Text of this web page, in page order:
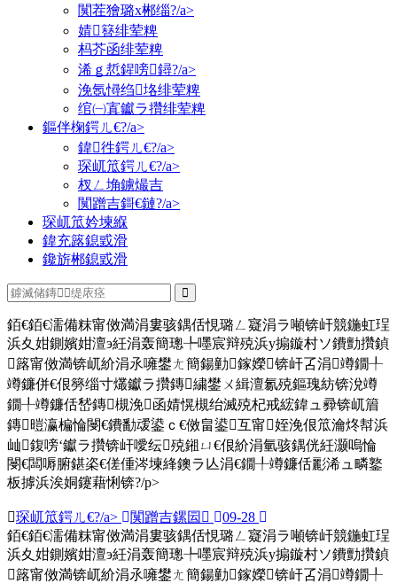
闃茬獪璐х郴缁?/a>
婧簮绯荤粺
杩芥函绯荤粺
浠ｇ悊鍟嗙鐞?/a>
浼氬憳绉垎绯荤粺
绾㈠寘钀ラ攢绯荤粺
鏂伴椈鍔ㄦ€?/a>
鍏徃鍔ㄦ€?/a>
琛屼笟鍔ㄦ€?/a>
杈ㄥ埆鐪熶吉
闃蹭吉鎶€鏈?/a>
琛屼笟妗堜緥
鍏充簬鎴戜滑
鑱旂郴鎴戜滑
銆€銆€濡備粖甯傚満涓婁骇鍝佸悓璐ㄥ寲涓ラ噸锛屽競鍦虹珵
浜夊姏鍘嬪姏澶э紝涓轰簡璁╄嚜宸辩殑浜у搧鏇村ソ鐨勯攢鍞
簬甯傚満锛屼紒涓氶噰鐢ㄤ簡鍚勭鎵嬫锛屽叾涓竴鐗╀
竴鐮併€佷簩缁寸爜钀ラ攢鏄繍鐢ㄨ緝澶氱殑鏂瑰紡锛涗竴
鐗╀竴鐮佸嵆鏄槻浼函婧愰槻绐滅殑杞戒綋鍏ュ彛锛屼篃
鏄暟瀛楄惀閿€鐨勫叆鍙ｃ€傚畠鍙互甯姪浼佷笟瀹炵幇浜
屾鍑嗙‘钀ラ攢锛屽噯纭殑鎺ㄩ€佷紒涓氫骇鍝侊紝灏嗚惀
閿€闆嗕腑鍖栥€傞偅涔堜綘鐭ラ亾涓€鐗╀竴鐮佸彲浠ュ疄鐜
板摢浜涘姛鑳藉悧锛?/p>
琛屼笟鍔ㄦ€?/a> 闃蹭吉鏍囩
09-28
銆€銆€濡備粖甯傚満涓婁骇鍝佸悓璐ㄥ寲涓ラ噸锛屽競鍦虹珵
浜夊姏鍘嬪姏澶э紝涓轰簡璁╄嚜宸辩殑浜у搧鏇村ソ鐨勯攢鍞
簬甯傚満锛屼紒涓氶噰鐢ㄤ簡鍚勭鎵嬫锛屽叾涓竴鐗╀